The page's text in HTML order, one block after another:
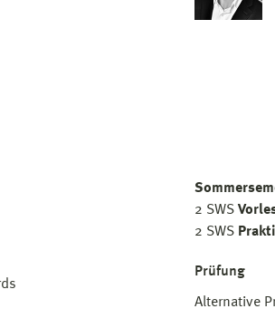
2 SWS
2 SWS
Prüfung
Alternative